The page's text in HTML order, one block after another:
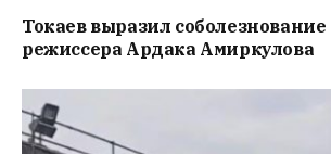
Токаев выразил соболезнование
режиссера Ардака Амиркулова